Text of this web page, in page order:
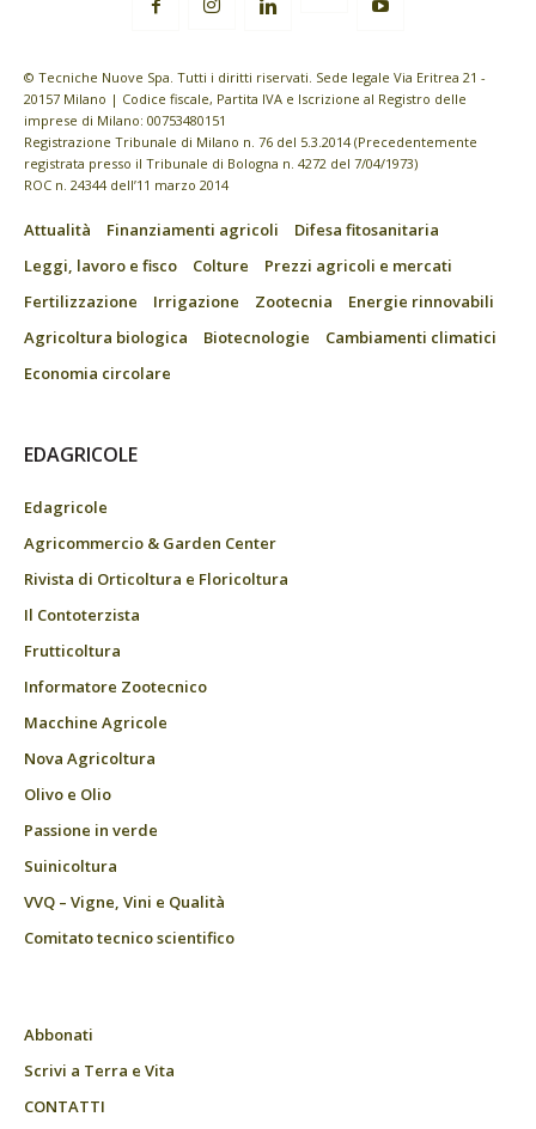
© Tecniche Nuove Spa. Tutti i diritti riservati. Sede legale Via Eritrea 21 -
20157 Milano | Codice fiscale, Partita IVA e Iscrizione al Registro delle
imprese di Milano: 00753480151
Registrazione Tribunale di Milano n. 76 del 5.3.2014 (Precedentemente
registrata presso il Tribunale di Bologna n. 4272 del 7/04/1973)
ROC n. 24344 dell’11 marzo 2014
Attualità Finanziamenti agricoli
Difesa fitosanitaria
Leggi, lavoro e fisco
Colture
Prezzi agricoli e mercati
Fertilizzazione
Irrigazione Zootecnia
Energie rinnovabili
Agricoltura biologica
Biotecnologie
Cambiamenti climatici
Economia circolare
EDAGRICOLE
Edagricole
Agricommercio & Garden Center
Rivista di Orticoltura e Floricoltura
Il Contoterzista
Frutticoltura
Informatore Zootecnico
Macchine Agricole
Nova Agricoltura
Olivo e Olio
Passione in verde
Suinicoltura
VVQ – Vigne, Vini e Qualità
Comitato tecnico scientifico
Abbonati
Scrivi a Terra e Vita
CONTATTI